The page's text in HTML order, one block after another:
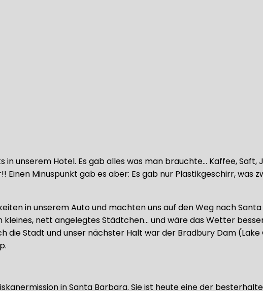
unserem Hotel. Es gab alles was man brauchte… Kaffee,
Minuspunkt gab es aber: Es gab nur Plastikgeschirr, was
in unserem Auto und machten uns auf den Weg nach
kleines, nett angelegtes Städtchen… und wäre das Wetter
die Stadt und unser nächster Halt war der Bradbury Dam
in Santa Barbara. Sie ist heute eine der